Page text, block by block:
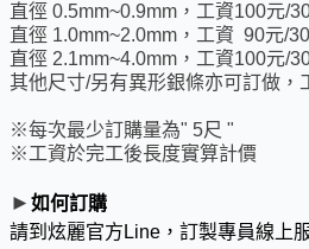
直徑 0.5mm~0.9mm，工資100元/
直徑 1.0mm~2.0mm，工資 90元/
直徑 2.1mm~4.0mm，工資100元/
其他尺寸/另有異形銀條亦可訂做 ，
※每次最少訂購量為" 5尺 "
※工資於完工後長度實算計價
► 如何訂購
請到炫麗官方Line，訂製專員線上